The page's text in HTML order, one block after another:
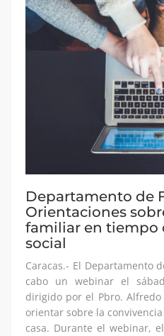
Departamento de
Orientaciones
familiar en tiempo
social
Caracas.- El Departamento
cabo un webinar el
dirigido por el Pbro.
orientar sobre la
casa. Durante el webinar,